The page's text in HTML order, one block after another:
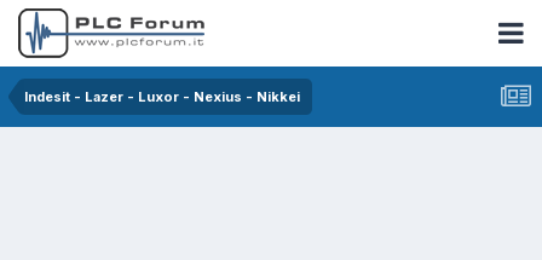
Indesit - Lazer - Luxor - Nexius - Nikkei